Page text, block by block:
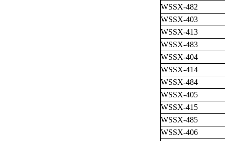
WSSX-482
WSSX-403
WSSX-413
WSSX-483
WSSX-404
WSSX-414
WSSX-484
WSSX-405
WSSX-415
WSSX-485
WSSX-406